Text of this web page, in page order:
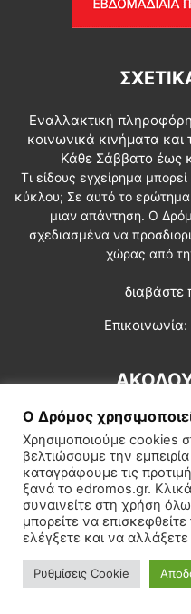
Εναλλακτική
κοινωνικά κινήματα και
Κάθε Σάββατο έως
Τι είδους εγχείρημα
κύκλου; Σε αυτό το
μιαν απάντηση. Ο
σχεδιασμένα να
χώρας από
διαβάστε
Επικοινωνία:
Εγγραφή συνδρομητή
Πολιτισμός
© Δρόμος
Ο Δρόμος
Χρησιμοποιούμε cookies
βελτιώσουμε την
καταγράφουμε τις
ξανά το edromos.gr.
συναινείτε στη χρήση
μπορείτε να
ελέγξετε και να αλλάξετε
Ρυθμίσεις Cookie